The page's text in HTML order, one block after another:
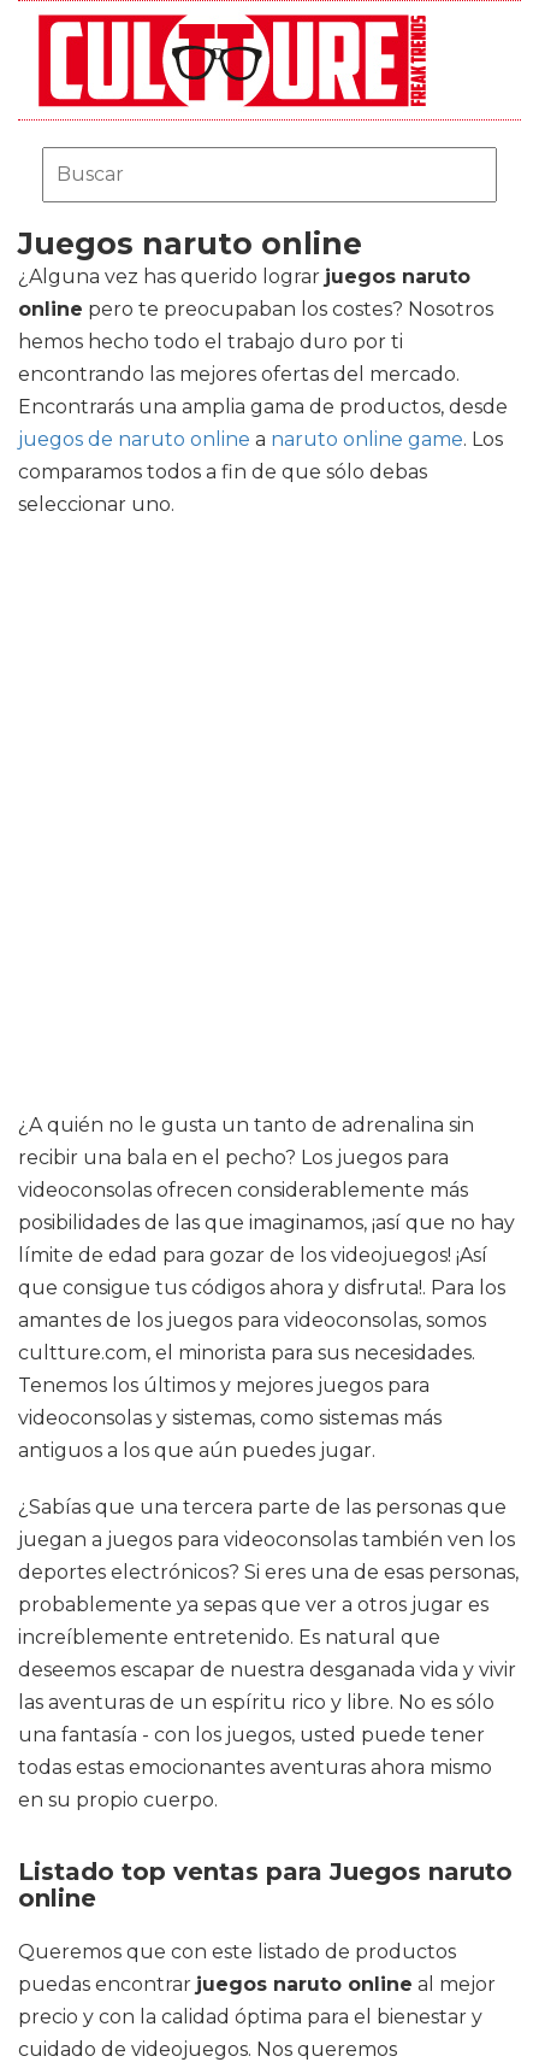
Juegos naruto online
¿Alguna vez has querido lograr juegos naruto
online pero te preocupaban los costes? Nosotros
hemos hecho todo el trabajo duro por ti
encontrando las mejores ofertas del mercado.
Encontrarás una amplia gama de productos, desde
juegos de naruto online a naruto online game. Los
comparamos todos a fin de que sólo debas
seleccionar uno.
¿A quién no le gusta un tanto de adrenalina sin
recibir una bala en el pecho? Los juegos para
videoconsolas ofrecen considerablemente más
posibilidades de las que imaginamos, ¡así que no hay
límite de edad para gozar de los videojuegos! ¡Así
que consigue tus códigos ahora y disfruta!. Para los
amantes de los juegos para videoconsolas, somos
cultture.com, el minorista para sus necesidades.
Tenemos los últimos y mejores juegos para
videoconsolas y sistemas, como sistemas más
antiguos a los que aún puedes jugar.
¿Sabías que una tercera parte de las personas que
juegan a juegos para videoconsolas también ven los
deportes electrónicos? Si eres una de esas personas,
probablemente ya sepas que ver a otros jugar es
increíblemente entretenido. Es natural que
deseemos escapar de nuestra desganada vida y vivir
las aventuras de un espíritu rico y libre. No es sólo
una fantasía - con los juegos, usted puede tener
todas estas emocionantes aventuras ahora mismo
en su propio cuerpo.
Listado top ventas para Juegos naruto
online
Queremos que con este listado de productos
puedas encontrar juegos naruto online al mejor
precio y con la calidad óptima para el bienestar y
cuidado de videojuegos. Nos queremos